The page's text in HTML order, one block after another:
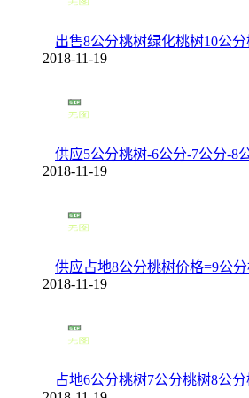
出售8公分桃树绿化桃树10公
2018-11-19
供应5公分桃树-6公分-7公分-8
2018-11-19
供应占地8公分桃树价格=9公
2018-11-19
占地6公分桃树7公分桃树8公